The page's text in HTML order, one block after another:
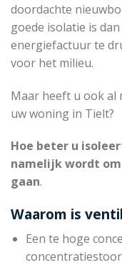
doordachte
goede isolatie is
energiefactuur te
voor het milieu.
Maar heeft u ook al
uw woning in Tielt?
Hoe beter u
namelijk wordt
gaan.
Waarom is
Een te hoge